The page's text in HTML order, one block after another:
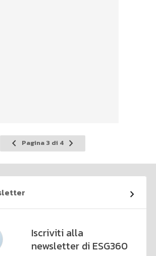
Pagina
precedente
Pagina 3 di 4 Pagina
successiva
Iscriviti alla
newsletter di ESG360